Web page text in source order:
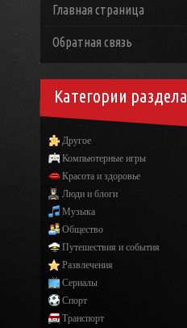
Главная страница
Обратная связь
Категории раздела
Другое
Компьютерные игры
Красота и здоровье
Люди и блоги
Музыка
Общество
Путешествия и события
Развлечения
Сериалы
Спорт
Транспорт